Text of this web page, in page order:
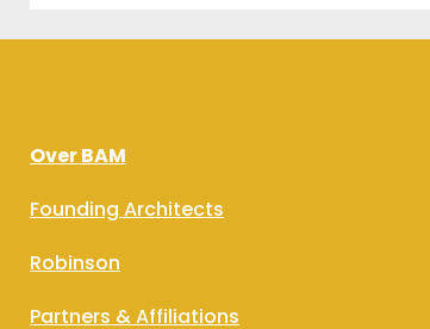
Over BAM
Founding Architects
Robinson
Partners & Affiliations